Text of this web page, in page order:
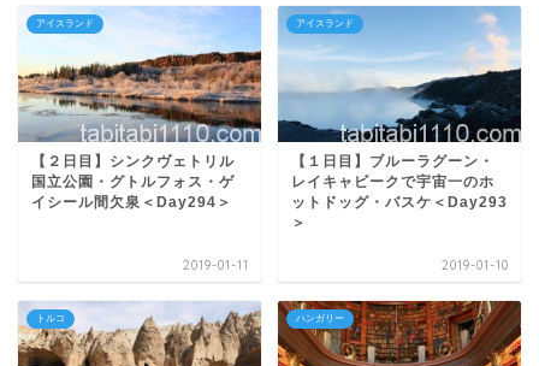
アイスランド
【２日目】シンクヴェトリル
国立公園・グトルフォス・ゲ
イシール間欠泉＜Day294＞
2019-01-11
アイスランド
【１日目】ブルーラグーン・
レイキャビークで宇宙一のホ
ットドッグ・バスケ＜Day293
＞
2019-01-10
トルコ ハンガリー